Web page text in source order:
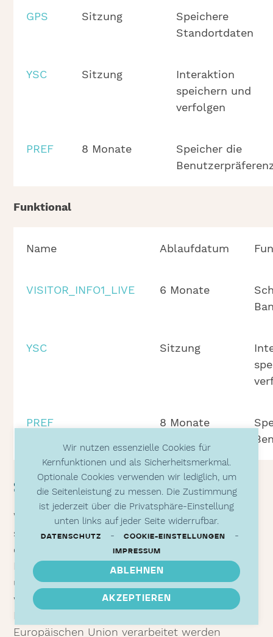
Wir nutzen essenzielle Cookies für
Kernfunktionen und als Sicherheitsmerkmal.
Optionale Cookies verwenden wir lediglich, um
die Seitenleistung zu messen. Die Zustimmung
ist jederzeit über die Privatsphäre-Einstellung
unten links auf jeder Seite widerrufbar.
DATENSCHUTZ - COOKIE-EINSTELLUNGEN -
IMPRESSUM
AKZEPTIEREN
ABLEHNEN
GPS Sitzung
Speichere
Standortdaten
YSC Sitzung
Interaktion
speichern und
verfolgen
PREF 8 Monate
Speicher die
Funktional
Name Ablaufdatum
VISITOR_INFO1_LIVE 6 Monate
YSC Sitzung
PREF 8 Monate
SOCIAL MEDIA
Wir unterhalten Onlinepräsenzen innerhalb
sozialer Netzwerke und Plattformen, um mit
den dort aktiven Kunden, Interessenten und
Nutzern kommunizieren und sie dort über
unsere Leistungen informieren zu können. Wir
weisen darauf hin, dass dabei Daten der
Europäischen Union verarbeitet werden